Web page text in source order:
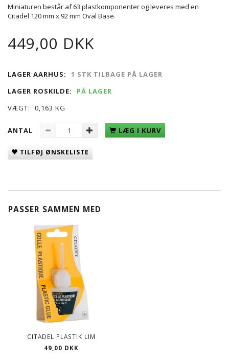
Miniaturen består af 63 plastkomponenter og leveres med en
Citadel 120 mm x 92 mm Oval Base.
449,00 DKK
LAGER AARHUS:
1 STK TILBAGE PÅ LAGER
LAGER ROSKILDE:
PÅ LAGER
VÆGT:
0,163 KG
ANTAL LÆG I KURV
TILFØJ ØNSKELISTE
PASSER SAMMEN MED
CITADEL PLASTIK LIM
49,00 DKK